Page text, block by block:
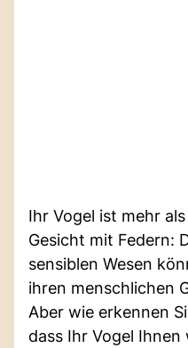
Ihr Vogel ist mehr
Gesicht mit Federn:
sensiblen Wesen
ihren menschlichen
Aber wie erkennen
dass Ihr Vogel